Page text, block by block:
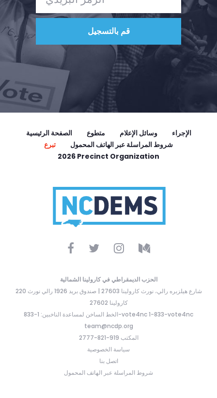
الصفحة الرئيسية متطوع وسائل الإعلام
الإجراء
تبرع
شروط المراسلة عبر الهاتف المحمول
2026 Precinct Organization
الحزب الديمقراطي في كارولينا الشمالية
220 شارع هيلزبره رالي، نورث كارولينا 27603 | صندوق بريد 1926 رالي نورث
كارولينا 27602
الخط الساخن لمساعدة الناخبين: 1-833-vote4nc 1-833-vote4nc
team@ncdp.org
المكتب 919-821-2777
سياسة الخصوصية
اتصل بنا
شروط المراسلة عبر الهاتف المحمول